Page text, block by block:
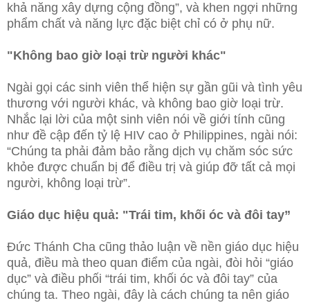
khả năng xây dựng cộng đồng”, và khen ngợi những
phẩm chất và năng lực đặc biệt chỉ có ở phụ nữ.
"Không bao giờ loại trừ người khác"
Ngài gọi các sinh viên thể hiện sự gần gũi và tình yêu
thương với người khác, và không bao giờ loại trừ.
Nhắc lại lời của một sinh viên nói về giới tính cũng
như đề cập đến tỷ lệ HIV cao ở Philippines, ngài nói:
“Chúng ta phải đảm bảo rằng dịch vụ chăm sóc sức
khỏe được chuẩn bị để điều trị và giúp đỡ tất cả mọi
người, không loại trừ”.
Giáo dục hiệu quả: "Trái tim, khối óc và đôi tay”
Đức Thánh Cha cũng thảo luận về nền giáo dục hiệu
quả, điều mà theo quan điểm của ngài, đòi hỏi “giáo
dục” và điều phối “trái tim, khối óc và đôi tay” của
chúng ta. Theo ngài, đây là cách chúng ta nên giáo